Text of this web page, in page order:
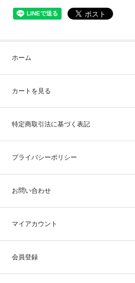
ホーム
カートを見る
特定商取引法に基づく表記
プライバシーポリシー
お問い合わせ
マイアカウント
会員登録